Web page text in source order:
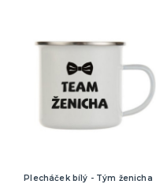
Plecháček bílý - Tým ženicha